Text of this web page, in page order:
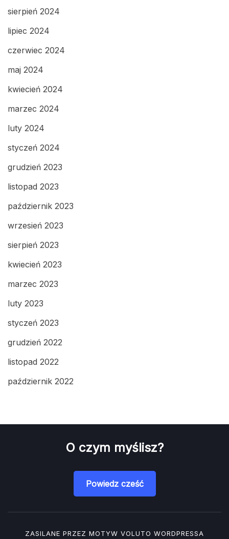
sierpień 2024
lipiec 2024
czerwiec 2024
maj 2024
kwiecień 2024
marzec 2024
luty 2024
styczeń 2024
grudzień 2023
listopad 2023
październik 2023
wrzesień 2023
sierpień 2023
kwiecień 2023
marzec 2023
luty 2023
styczeń 2023
grudzień 2022
listopad 2022
październik 2022
O czym myślisz?
Powiedz cześć
ZASILANE PRZEZ MOTYW VOLUTO WORDPRESSA